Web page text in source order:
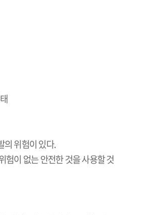
의 위험이 있다.
이 없는 안전한 것을 사용할 것